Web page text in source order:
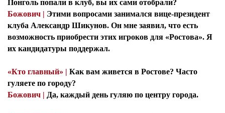
Понголь попали в клуб, вы их сами отобрали?
Божович | Этими вопросами занимался вице-президент
клуба Александр Шикунов. Он мне заявил, что есть
возможность приобрести этих игроков для «Ростова». Я
их кандидатуры поддержал.
«Кто главный» | Как вам живется в Ростове? Часто
гуляете по городу?
Божович | Да, каждый день гуляю по центру города.